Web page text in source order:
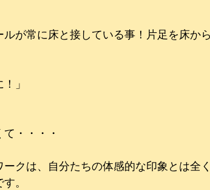
ルが常に床と接している事！片足を床か
」
・・・・
ークは、自分たちの体感的な印象とは全
。